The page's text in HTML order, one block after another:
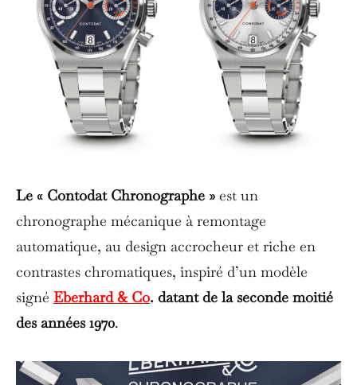
Le « Contodat Chronographe » est un
chronographe mécanique à remontage
automatique, au design accrocheur et riche en
contrastes chromatiques, inspiré d’un modèle
signé Eberhard & Co. datant de la seconde moitié
des années 1970.